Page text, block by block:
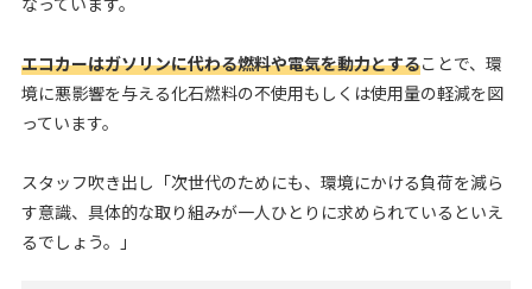
エコカーはガソリンに代わる燃料や電気を動力とすることで、環
境に悪影響を与える化石燃料の不使用もしくは使用量の軽減を図
っています。
スタッフ吹き出し「次世代のためにも、環境にかける負荷を減ら
す意識、具体的な取り組みが一人ひとりに求められているといえ
るでしょう。」